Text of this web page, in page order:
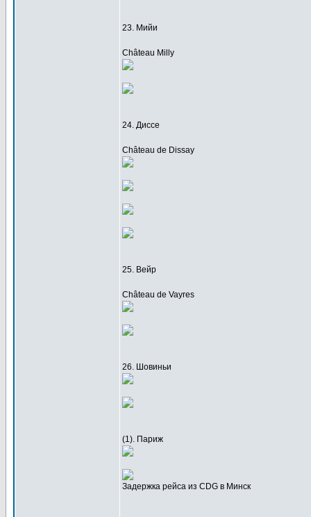
23. Мийи
Château Milly
24. Диссе
Château de Dissay
25. Вейр
Château de Vayres
26. Шовиньи
(1). Париж
Задержка рейса из CDG в Минск